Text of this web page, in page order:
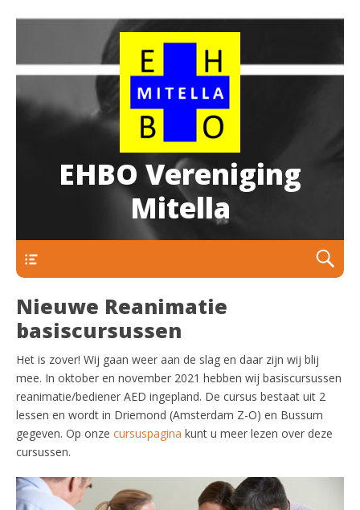
EHBO Vereniging
Mitella
Nieuwe Reanimatie
basiscursussen
Het is zover! Wij gaan weer aan de slag en daar zijn wij blij
mee. In oktober en november 2021 hebben wij basiscursussen
reanimatie/bediener AED ingepland. De cursus bestaat uit 2
lessen en wordt in Driemond (Amsterdam Z-O) en Bussum
gegeven. Op onze cursuspagina kunt u meer lezen over deze
cursussen.